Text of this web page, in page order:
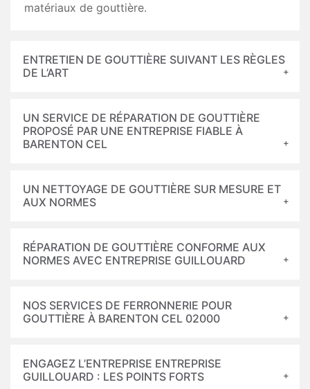
matériaux de gouttière.
ENTRETIEN DE GOUTTIÈRE SUIVANT LES RÈGLES
DE L’ART
UN SERVICE DE RÉPARATION DE GOUTTIÈRE
PROPOSÉ PAR UNE ENTREPRISE FIABLE À
BARENTON CEL
UN NETTOYAGE DE GOUTTIÈRE SUR MESURE ET
AUX NORMES
RÉPARATION DE GOUTTIÈRE CONFORME AUX
NORMES AVEC ENTREPRISE GUILLOUARD
NOS SERVICES DE FERRONNERIE POUR
GOUTTIÈRE À BARENTON CEL 02000
ENGAGEZ L’ENTREPRISE ENTREPRISE
GUILLOUARD : LES POINTS FORTS